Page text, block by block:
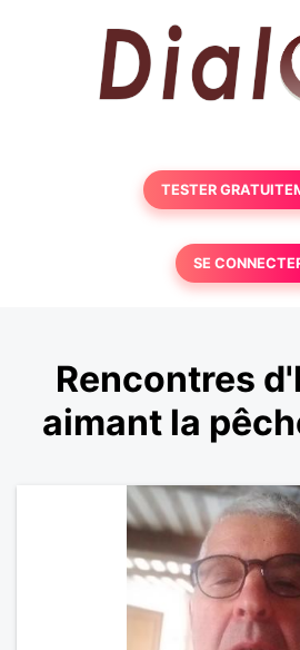
TESTER
SE
Rencontres
aimant la